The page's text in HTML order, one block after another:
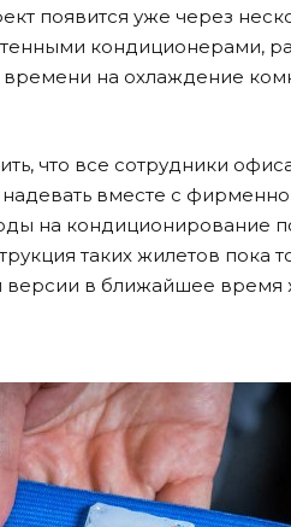
появится уже через
кондиционерами,
времени на охлаждение
что все сотрудники
надевать вместе с
на кондиционирование
таких жилетов пока
в ближайшее время